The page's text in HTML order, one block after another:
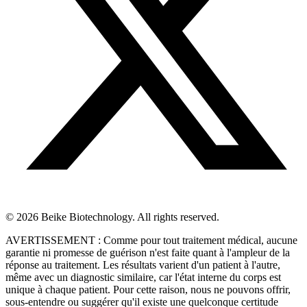
© 2026 Beike Biotechnology. All rights reserved.
AVERTISSEMENT : Comme pour tout traitement médical, aucune
garantie ni promesse de guérison n'est faite quant à l'ampleur de la
réponse au traitement. Les résultats varient d'un patient à l'autre,
même avec un diagnostic similaire, car l'état interne du corps est
unique à chaque patient. Pour cette raison, nous ne pouvons offrir,
sous-entendre ou suggérer qu'il existe une quelconque certitude